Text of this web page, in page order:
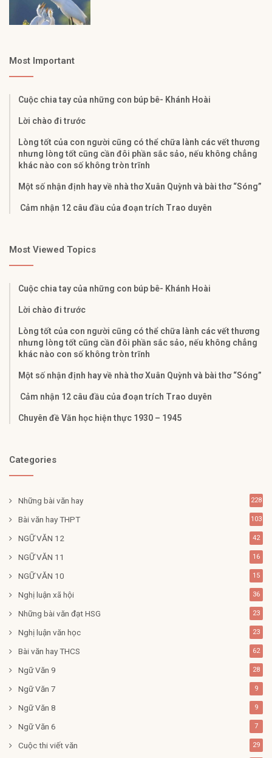
Most Important
Cuộc chia tay của những con búp bê- Khánh Hoài
Lời chào đi trước
Lòng tốt của con người cũng có thể chữa lành các vết thương
nhưng lòng tốt cũng cần đôi phần sắc sảo, nếu không chẳng
khác nào con số không tròn trĩnh
Một số nhận định hay về nhà thơ Xuân Quỳnh và bài thơ “Sóng”
Cảm nhận 12 câu đầu của đoạn trích Trao duyên
Most Viewed Topics
Cuộc chia tay của những con búp bê- Khánh Hoài
Lời chào đi trước
Lòng tốt của con người cũng có thể chữa lành các vết thương
nhưng lòng tốt cũng cần đôi phần sắc sảo, nếu không chẳng
khác nào con số không tròn trĩnh
Một số nhận định hay về nhà thơ Xuân Quỳnh và bài thơ “Sóng”
Cảm nhận 12 câu đầu của đoạn trích Trao duyên
Chuyên đề Văn học hiện thực 1930 – 1945
Categories
Những bài văn hay 228
Bài văn hay THPT 103
NGỮ VĂN 12 42
NGỮ VĂN 11 16
NGỮ VĂN 10 15
Nghị luận xã hội 36
Những bài văn đạt HSG 23
Nghị luận văn học 23
Bài văn hay THCS 62
Ngữ Văn 9 28
Ngữ Văn 7 9
Ngữ Văn 8 9
Ngữ Văn 6 7
Cuộc thi viết văn 29